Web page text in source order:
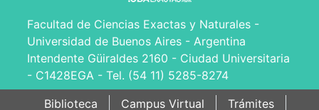
Facultad de Ciencias Exactas y Naturales -
Universidad de Buenos Aires - Argentina
Intendente Güiraldes 2160 - Ciudad Universitaria
- C1428EGA - Tel. (54 11) 5285-8274
Biblioteca
Campus Virtual Trámites